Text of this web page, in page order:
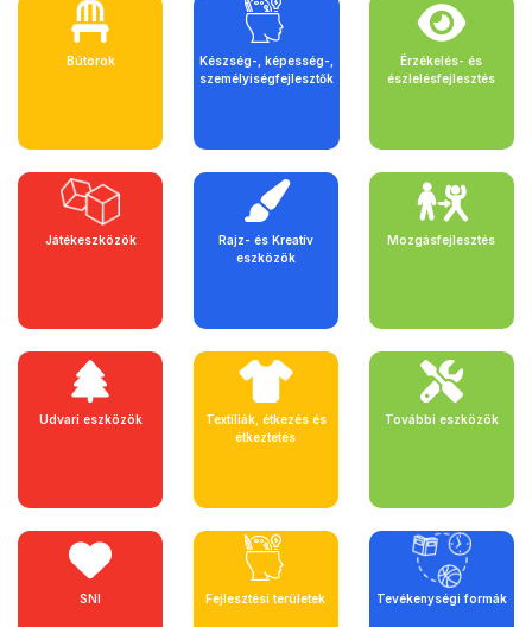
Bútorok
Készség-, képesség-,
személyiségfejlesztők
Érzékelés- és
észlelésfejlesztés
Játékeszközök
Rajz- és Kreatív
eszközök
Mozgásfejlesztés
Udvari eszközök
Textíliák, étkezés és
étkeztetés
További eszközök
SNI Fejlesztési területek Tevékenységi formák